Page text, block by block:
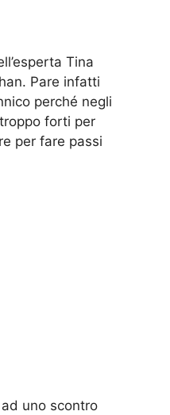
Tina
Pare infatti
perché negli
forti per
per fare passi
uno scontro